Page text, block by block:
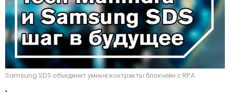
Samsung SDS объединит умные контракты блокчейн с RPA